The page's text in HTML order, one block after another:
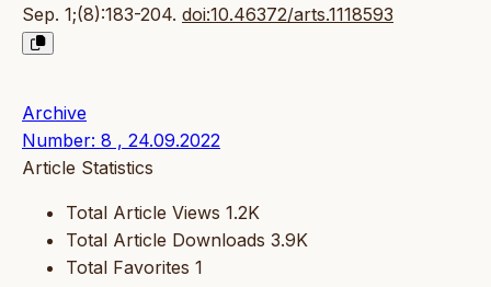
Sep. 1;(8):183-204. doi:10.46372/arts.1118593
Archive
Number: 8 , 24.09.2022
Article Statistics
Total Article Views 1.2K
Total Article Downloads 3.9K
Total Favorites 1